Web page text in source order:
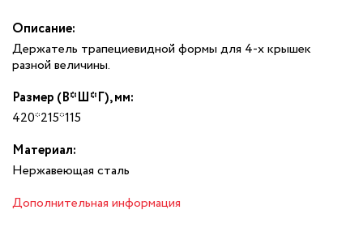
Описание:
Держатель трапециевидной формы для 4-х крышек
разной величины.
Размер (В*Ш*Г), мм:
420*215*115
Материал:
Нержавеющая сталь
Дополнительная информация